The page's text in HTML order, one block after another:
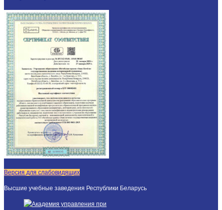
Версия для слабовидящих
Высшие учебные заведения Республики Беларусь